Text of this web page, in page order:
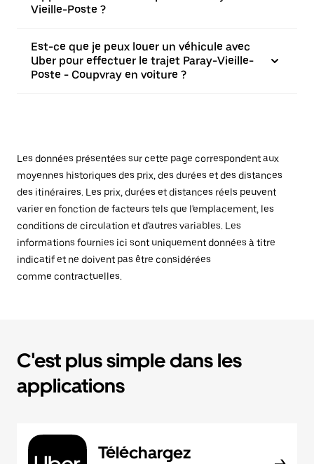
Vieille-Poste ?
Est-ce que je peux louer un véhicule avec
Uber pour effectuer le trajet Paray-Vieille-
Poste - Coupvray en voiture ?
Les données présentées sur cette page correspondent aux
moyennes historiques des prix, des durées et des distances
des itinéraires. Les prix, durées et distances réels peuvent
varier en fonction de facteurs tels que l'emplacement, les
conditions de circulation et d'autres variables. Les
informations fournies ici sont uniquement données à titre
indicatif et ne doivent pas être considérées
comme contractuelles.
C'est plus simple dans les
applications
Téléchargez